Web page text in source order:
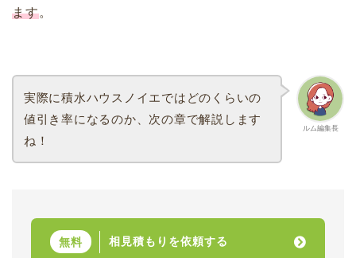
ます。
ルム編集長
実際に積水ハウスノイエではどのくらいの
値引き率になるのか、次の章で解説します
ね！
無料 相見積もりを依頼する